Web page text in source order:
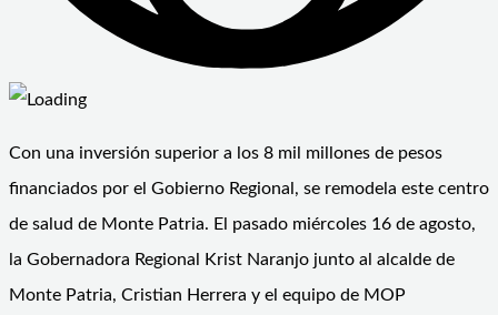
Con una inversión superior a los 8 mil millones de pesos
financiados por el Gobierno Regional, se remodela este centro
de salud de Monte Patria. El pasado miércoles 16 de agosto,
la Gobernadora Regional Krist Naranjo junto al alcalde de
Monte Patria, Cristian Herrera y el equipo de MOP